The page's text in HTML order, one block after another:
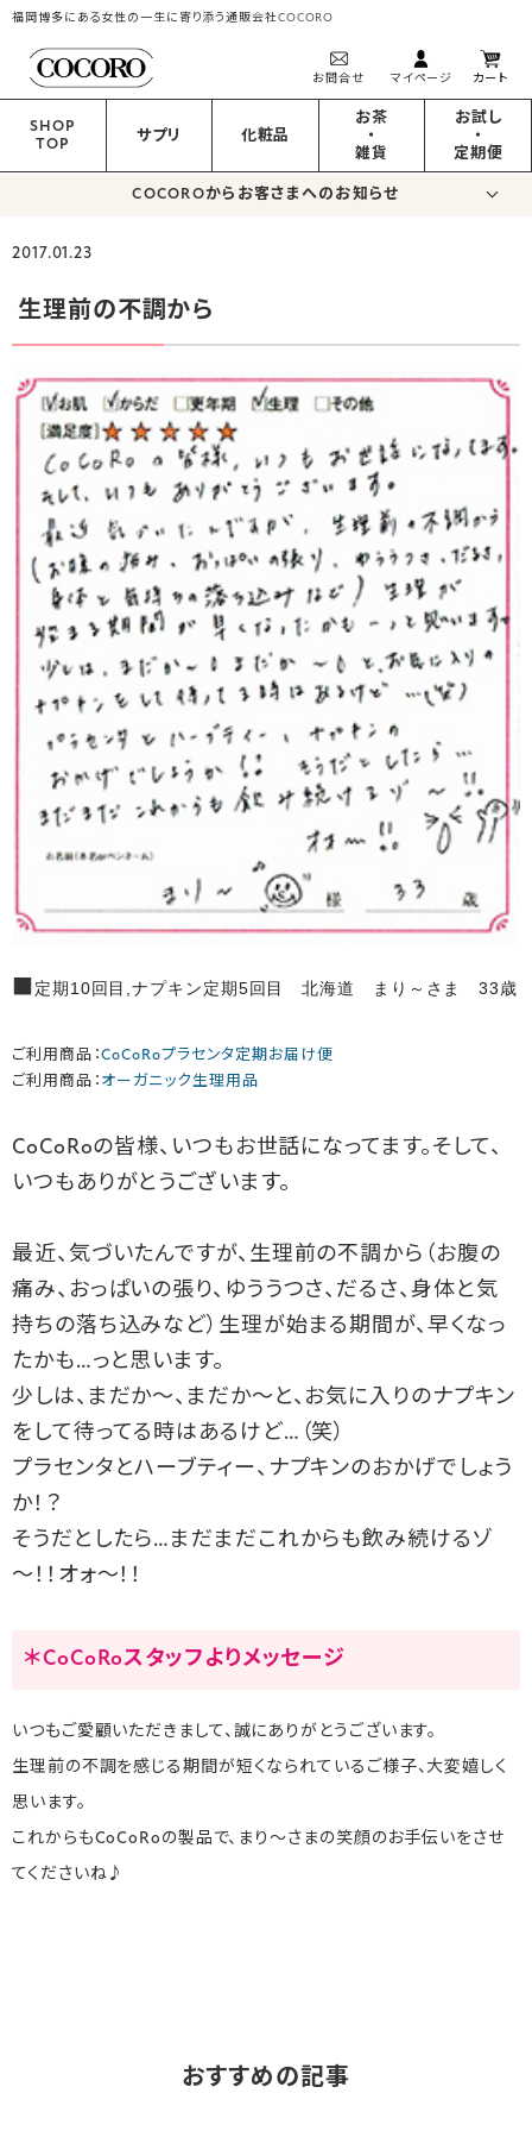
福岡博多にある女性の一生に寄り添う通販会社COCORO
お問合せ マイページ カート
SHOP
TOP
サプリ 化粧品
お茶
・
雑貨
お試し
・
定期便
COCOROからお客さまへのお知らせ
2017.01.23
生理前の不調から
■定期10回目,ナプキン定期5回目 北海道 まり～さま 33歳
ご利用商品：CoCoRoプラセンタ定期お届け便
ご利用商品： オーガニック生理用品
CoCoRoの皆様、いつもお世話になってます。そして、
いつもありがとうございます。
最近、気づいたんですが、生理前の不調から（お腹の
痛み、おっぱいの張り、ゆううつさ、だるさ、身体と気
持ちの落ち込みなど）生理が始まる期間が、早くなっ
たかも…っと思います。
少しは、まだか～、まだか～と、お気に入りのナプキン
をして待ってる時はあるけど…（笑）
プラセンタとハーブティー、ナプキンのおかげでしょう
か！？
そうだとしたら…まだまだこれからも飲み続けるゾ
～！！オォ～！！
＊CoCoRoスタッフよりメッセージ
いつもご愛顧いただきまして、誠にありがとうございます。
生理前の不調を感じる期間が短くなられているご様子、大変嬉しく
思います。
これからもCoCoRoの製品で、まり～さまの笑顔のお手伝いをさせ
てくださいね♪
おすすめの記事